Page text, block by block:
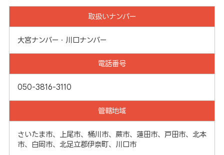
取扱いナンバー
大宮ナンバー・川口ナンバー
電話番号
050-3816-3110
管轄地域
さいたま市、上尾市、桶川市、蕨市、蓮田市、戸田市、北本
市、白岡市、北足立郡伊奈町、川口市